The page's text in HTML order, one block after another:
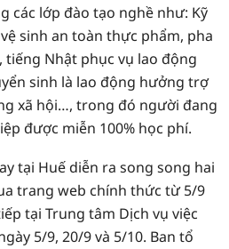
các lớp đào tạo nghề như: Kỹ
sinh an toàn thực phẩm, pha
tiếng Nhật phục vụ lao động
sinh là lao động hưởng trợ
xã hội…, trong đó người đang
được miễn 100% học phí.
tại Huế diễn ra song song hai
trang web chính thức từ 5/9
tại Trung tâm Dịch vụ việc
5/9, 20/9 và 5/10. Ban tổ